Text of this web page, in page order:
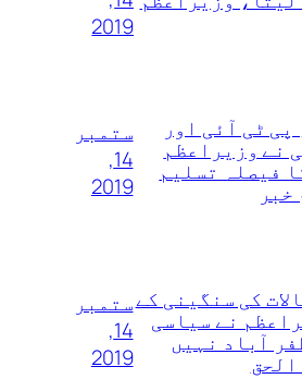
2019
ٹی آئی اور
نے وزیراعظم
فیصلہ تسلیم
ستمبر
14,
2019
کی سنگینی کے
نے سیاسی
آباد نہیں
الحق
ستمبر
14,
2019